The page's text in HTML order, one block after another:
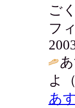
ご
フ
よ
あ